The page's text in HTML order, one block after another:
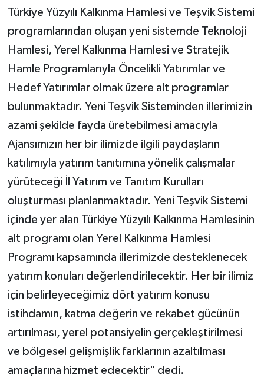
Türkiye Yüzyılı Kalkınma Hamlesi ve Teşvik Sistemi
programlarından oluşan yeni sistemde Teknoloji
Hamlesi, Yerel Kalkınma Hamlesi ve Stratejik
Hamle Programlarıyla Öncelikli Yatırımlar ve
Hedef Yatırımlar olmak üzere alt programlar
bulunmaktadır. Yeni Teşvik Sisteminden illerimizin
azami şekilde fayda üretebilmesi amacıyla
Ajansımızın her bir ilimizde ilgili paydaşların
katılımıyla yatırım tanıtımına yönelik çalışmalar
yürüteceği İl Yatırım ve Tanıtım Kurulları
oluşturması planlanmaktadır. Yeni Teşvik Sistemi
içinde yer alan Türkiye Yüzyılı Kalkınma Hamlesinin
alt programı olan Yerel Kalkınma Hamlesi
Programı kapsamında illerimizde desteklenecek
yatırım konuları değerlendirilecektir. Her bir ilimiz
için belirleyeceğimiz dört yatırım konusu
istihdamın, katma değerin ve rekabet gücünün
artırılması, yerel potansiyelin gerçekleştirilmesi
ve bölgesel gelişmişlik farklarının azaltılması
amaçlarına hizmet edecektir" dedi.